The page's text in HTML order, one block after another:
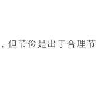
但节俭是出于合理节